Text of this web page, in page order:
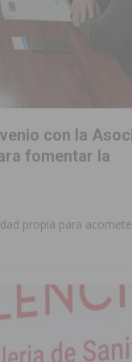
con la
fomentar la
propia para